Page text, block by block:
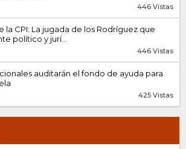
446 Vistas
la CPI: La jugada de los Rodríguez que
político y jurí...
446 Vistas
auditarán el fondo de ayuda para
425 Vistas